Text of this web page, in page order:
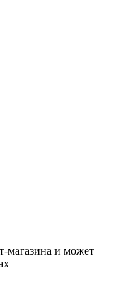
магазина и может